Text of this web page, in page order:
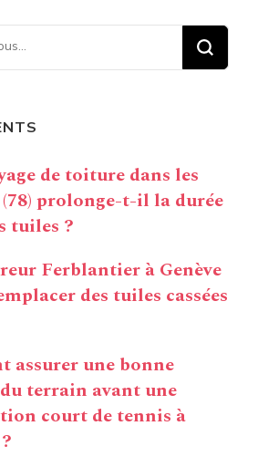
quelque
de toiture dans les
prolonge-t-il la durée
tuiles ?
Ferblantier à Genève
des tuiles cassées
assurer une bonne
terrain avant une
court de tennis à